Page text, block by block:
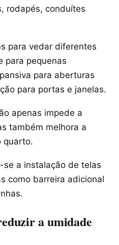
rodapés, conduítes
para vedar diferentes
para pequenas
para aberturas
para portas e janelas.
apenas impede a
também melhora a
quarto.
a instalação de telas
como barreira adicional
a umidade